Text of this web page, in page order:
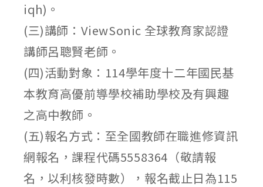
iqh)。
(三)講師：ViewSonic 全球教育家認證
講師呂聰賢老師。
(四)活動對象：114學年度十二年國民基
本教育高優前導學校補助學校及有興趣
之高中教師。
(五)報名方式：至全國教師在職進修資訊
網報名，課程代碼5558364（敬請報
名，以利核發時數），報名截止日為115